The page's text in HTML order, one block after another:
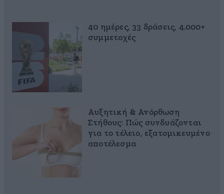
40 ημέρες, 33 δράσεις, 4.000+
συμμετοχές
Αυξητική & Ανόρθωση
Στήθους: Πώς συνδυάζονται
για το τέλειο, εξατομικευμένο
αποτέλεσμα